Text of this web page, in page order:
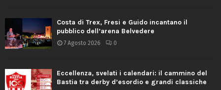
Costa di Trex, Fresi e Guido incantano il
pubblico dell’arena Belvedere
7 Agosto 2026 0
Eccellenza, svelati i calendari: il cammino del
Bastia tra derby d’esordio e grandi classiche